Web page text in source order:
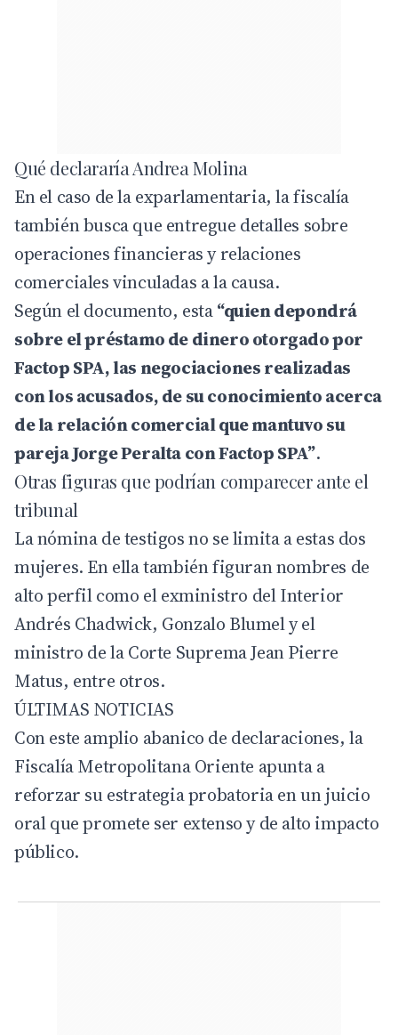
Qué declararía Andrea Molina
En el caso de la exparlamentaria, la fiscalía
también busca que entregue detalles sobre
operaciones financieras y relaciones
comerciales vinculadas a la causa.
Según el documento, esta“quien depondrá
sobre el préstamo de dinero otorgado por
Factop SPA, las negociaciones realizadas
con los acusados, de su conocimiento acerca
de la relación comercial que mantuvo su
pareja Jorge Peralta con Factop SPA”.
Otras figuras que podrían comparecer ante el
tribunal
La nómina de testigos no se limita a estas dos
mujeres. En ella también figuran nombres de
alto perfil como el exministro del Interior
Andrés Chadwick, Gonzalo Blumel y el
ministro de la Corte Suprema Jean Pierre
Matus, entre otros.
ÚLTIMAS NOTICIAS
Con este amplio abanico de declaraciones, la
Fiscalía Metropolitana Oriente apunta a
reforzar su estrategia probatoria en un juicio
oral que promete ser extenso y de alto impacto
público.